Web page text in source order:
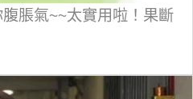
脹氣~~太實用啦！果斷